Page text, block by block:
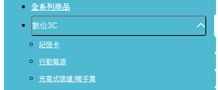
全系列商品
數位3C
記憶卡
行動電源
充電式懷爐/暖手寶